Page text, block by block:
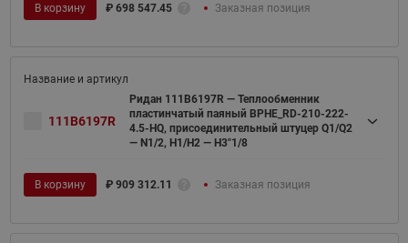
В корзину ₽ 698 547.45 Заказная позиция
111B6197R
Ридан 111B6197R — Теплообменник
пластинчатый паяный BPHE_RD-210-222-
4.5-HQ, присоединительный штуцер Q1/Q2
— N1/2, H1/H2 — H3"1/8
В корзину ₽ 909 312.11 Заказная позиция